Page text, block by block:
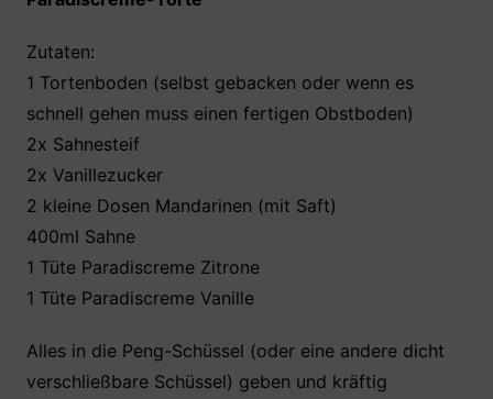
e
b
o
o
k
A
p
st
Zutaten:
1 Tortenboden (selbst gebacken oder wenn es
schnell gehen muss einen fertigen Obstboden)
2x Sahnesteif
2x Vanillezucker
2 kleine Dosen Mandarinen (mit Saft)
400ml Sahne
1 Tüte Paradiscreme Zitrone
1 Tüte Paradiscreme Vanille
Alles in die Peng-Schüssel (oder eine andere dicht
verschließbare Schüssel) geben und kräftig